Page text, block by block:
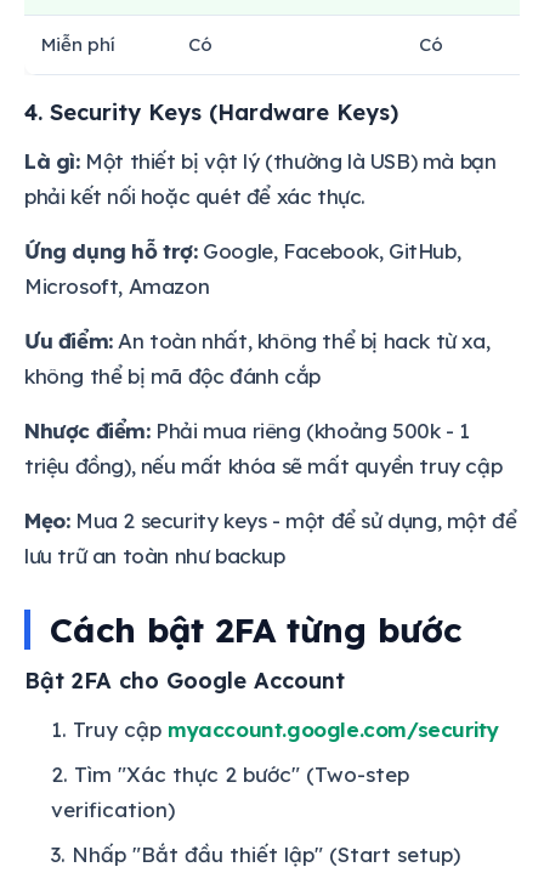
Miễn phí Có Có
4. Security Keys (Hardware Keys)
Là gì:Một thiết bị vật lý (thường là USB) mà bạn
phải kết nối hoặc quét để xác thực.
Ứng dụng hỗ trợ:Google, Facebook, GitHub,
Microsoft, Amazon
Ưu điểm:An toàn nhất, không thể bị hack từ xa,
không thể bị mã độc đánh cắp
Nhược điểm:Phải mua riêng (khoảng 500k - 1
triệu đồng), nếu mất khóa sẽ mất quyền truy cập
Mẹo:Mua 2 security keys - một để sử dụng, một để
lưu trữ an toàn như backup
Cách bật 2FA từng bước
Bật 2FA cho Google Account
Truy cập myaccount.google.com/security
Tìm "Xác thực 2 bước" (Two-step
verification)
Nhấp "Bắt đầu thiết lập" (Start setup)